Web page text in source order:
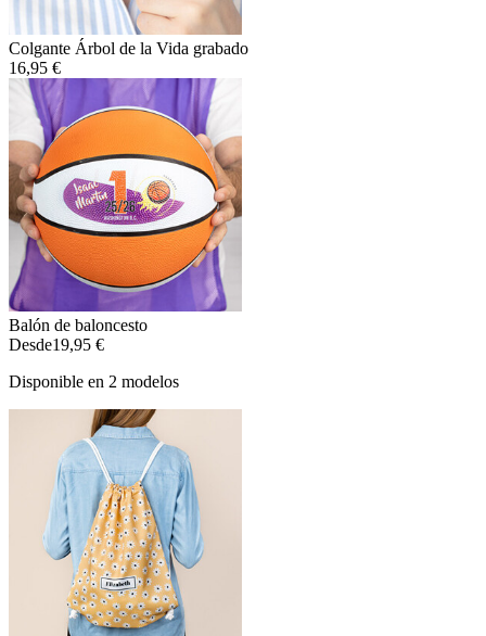
Colgante Árbol de la Vida grabado
16,95 €
Balón de baloncesto
Desde19,95 €
Disponible en 2 modelos